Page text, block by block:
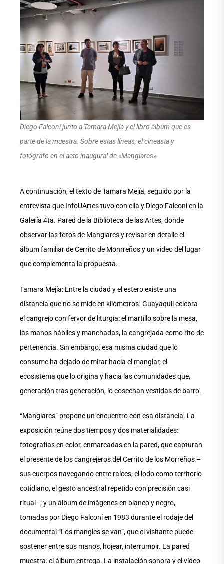
Diego Falconí junto a Tamara Mejía y el libro álbum que es
parte de la muestra. Sobre estas líneas, el cineasta y
fotógrafo en el acto inaugural de «Manglares».
A continuación, el texto de Tamara Mejía, seguido por la
entrevista que InfoUArtes tuvo con ella y Diego Falconí en la
Galería 4ta. Pared de la Biblioteca de las Artes, donde
observar las fotos de Manglares y revisar en detalle el
álbum familiar de Cerrito de Monrreños y un video del lugar
que complementa la propuesta.
Tamara Mejía: Entre la ciudad y el estero existe una
distancia que no se mide en kilómetros. Guayaquil celebra
el cangrejo con fervor de liturgia: el martillo sobre la mesa,
las manos hábiles y manchadas, la cangrejada como rito de
pertenencia. Sin embargo, esa misma ciudad que lo
consume ha dejado de mirar hacia el manglar, el
ecosistema que lo origina y hacia las comunidades que,
generación tras generación, lo cosechan vestidas de barro.
“Manglares” propone un encuentro con esa distancia. La
exposición reúne dos tiempos y dos materialidades:
fotografías en color, enmarcadas en la pared, que capturan
el presente de los cangrejeros del Cerrito de los Morreños –
sus cuerpos navegando entre raíces, el lodo como territorio
cotidiano, el gesto ancestral repetido con precisión casi
ritual–; y un álbum de imágenes en blanco y negro,
tomadas por Diego Falconí en 1983 durante el rodaje del
documental “Los mangles se van”, que el visitante puede
sostener entre sus manos, hojear, interrumpir. La pared
muestra: el álbum entrega. La instalación sonora y el vídeo